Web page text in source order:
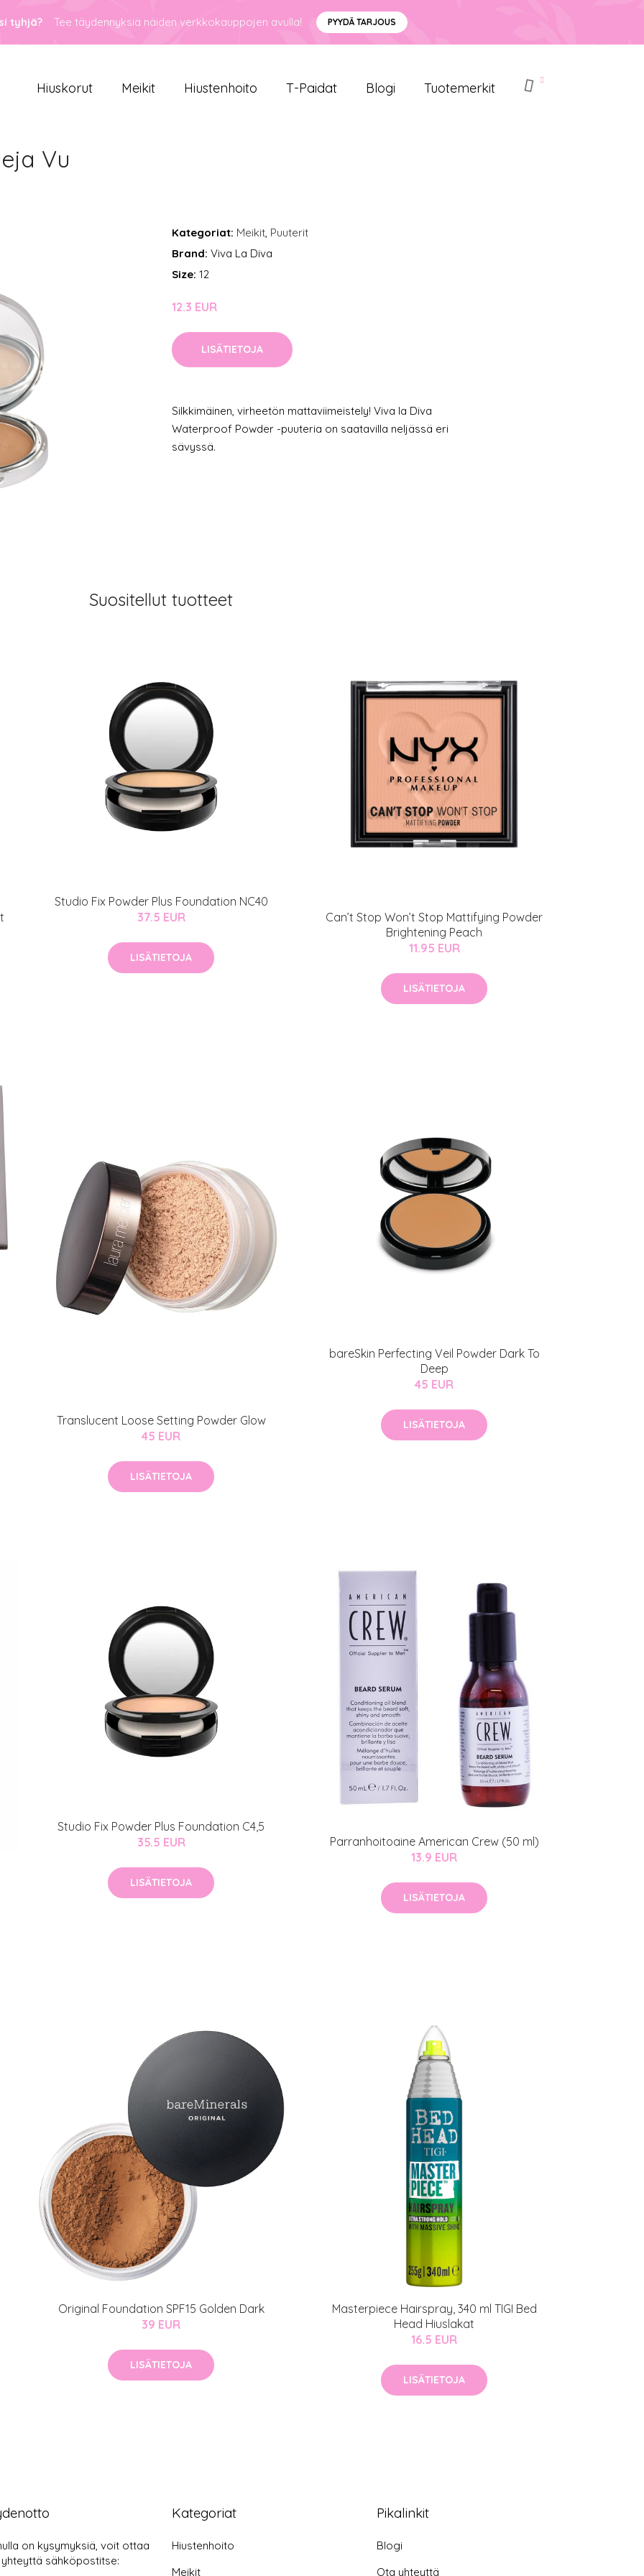
tyhjä? Tee täydennyksiä näiden verkkokauppojen avulla! PYYDÄ TARJOUS
Hiuskorut Meikit Hiustenhoito T-Paidat Blogi Tuotemerkit
Vu
Kategoriat: Meikit, Puuterit
Brand: Viva La Diva
Size: 12
12.3 EUR
LISÄTIETOJA
Silkkimäinen, virheetön mattaviimeistely! Viva la Diva
Waterproof Powder -puuteria on saatavilla neljässä eri
sävyssä.
Suositellut tuotteet
Studio Fix Powder Plus Foundation NC40
37.5 EUR
LISÄTIETOJA
Can’t Stop Won’t Stop Mattifying Powder
Brightening Peach
11.95 EUR
LISÄTIETOJA
Translucent Loose Setting Powder Glow
45 EUR
LISÄTIETOJA
bareSkin Perfecting Veil Powder Dark To
Deep
45 EUR
LISÄTIETOJA
Studio Fix Powder Plus Foundation C4,5
35.5 EUR
LISÄTIETOJA
Parranhoitoaine American Crew (50 ml)
13.9 EUR
LISÄTIETOJA
Original Foundation SPF15 Golden Dark
39 EUR
LISÄTIETOJA
Masterpiece Hairspray, 340 ml TIGI Bed
Head Hiuslakat
16.5 EUR
LISÄTIETOJA
on kysymyksiä, voit ottaa
yhteyttä sähköpostitse:
Kategoriat
Hiustenhoito
Meikit
Pikalinkit
Blogi
Ota yhteyttä
tuotteet -20 %!